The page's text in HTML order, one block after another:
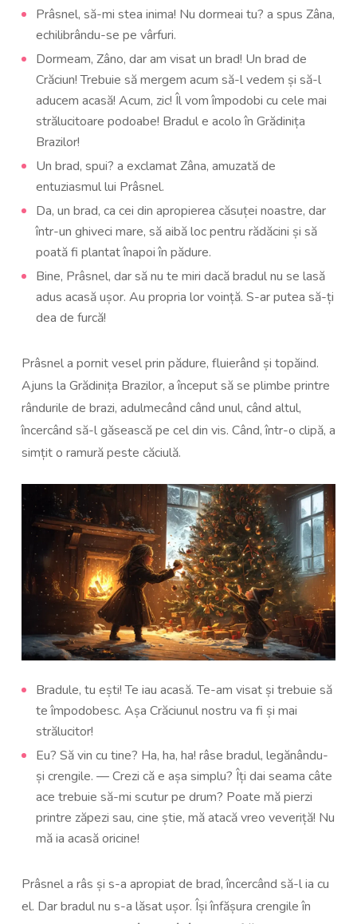
Prâsnel, să-mi stea inima! Nu dormeai tu? a spus Zâna,
echilibrându-se pe vârfuri.
Dormeam, Zâno, dar am visat un brad! Un brad de
Crăciun! Trebuie să mergem acum să-l vedem și să-l
aducem acasă! Acum, zic! Îl vom împodobi cu cele mai
strălucitoare podoabe! Bradul e acolo în Grădinița
Brazilor!
Un brad, spui? a exclamat Zâna, amuzată de
entuziasmul lui Prâsnel.
Da, un brad, ca cei din apropierea căsuței noastre, dar
într-un ghiveci mare, să aibă loc pentru rădăcini și să
poată fi plantat înapoi în pădure.
Bine, Prâsnel, dar să nu te miri dacă bradul nu se lasă
adus acasă ușor. Au propria lor voință. S-ar putea să-ți
dea de furcă!
Prâsnel a pornit vesel prin pădure, fluierând și topăind.
Ajuns la Grădinița Brazilor, a început să se plimbe printre
rândurile de brazi, adulmecând când unul, când altul,
încercând să-l găsească pe cel din vis. Când, într-o clipă, a
simțit o ramură peste căciulă.
Bradule, tu ești! Te iau acasă. Te-am visat și trebuie să
te împodobesc. Așa Crăciunul nostru va fi și mai
strălucitor!
Eu? Să vin cu tine? Ha, ha, ha! râse bradul, legănându-
și crengile. — Crezi că e așa simplu? Îți dai seama câte
ace trebuie să-mi scutur pe drum? Poate mă pierzi
printre zăpezi sau, cine știe, mă atacă vreo veveriță! Nu
mă ia acasă oricine!
Prâsnel a râs și s-a apropiat de brad, încercând să-l ia cu
el. Dar bradul nu s-a lăsat ușor. Își înfășura crengile în